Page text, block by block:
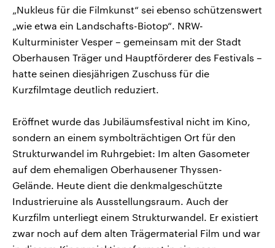
„Nukleus für die Filmkunst“ sei ebenso schützenswert
„wie etwa ein Landschafts-Biotop“. NRW-
Kulturminister Vesper – gemeinsam mit der Stadt
Oberhausen Träger und Hauptförderer des Festivals –
hatte seinen diesjährigen Zuschuss für die
Kurzfilmtage deutlich reduziert.
Eröffnet wurde das Jubiläumsfestival nicht im Kino,
sondern an einem symbolträchtigen Ort für den
Strukturwandel im Ruhrgebiet: Im alten Gasometer
auf dem ehemaligen Oberhausener Thyssen-
Gelände. Heute dient die denkmalgeschützte
Industrieruine als Ausstellungsraum. Auch der
Kurzfilm unterliegt einem Strukturwandel. Er existiert
zwar noch auf dem alten Trägermaterial Film und war